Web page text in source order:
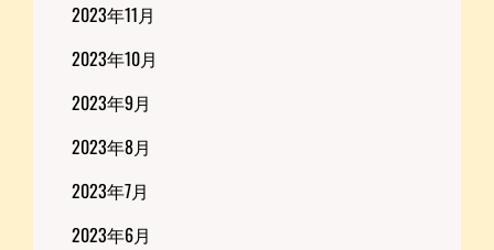
2023年11月
2023年10月
2023年9月
2023年8月
2023年7月
2023年6月